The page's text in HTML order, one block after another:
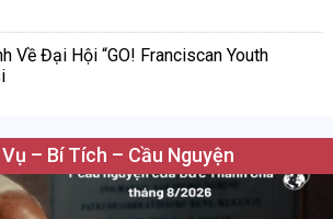
Về Đại Hội “GO! Franciscan Youth
– Bí Tích – Cầu Nguyện